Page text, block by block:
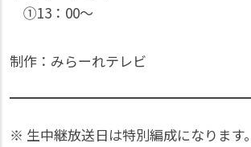
①13：00〜
制作：みらーれテレビ
※ 生中継放送日は特別編成になります